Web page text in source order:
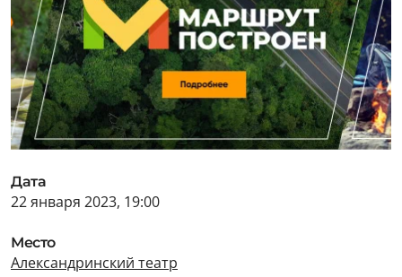
Дата
22 января 2023, 19:00
Место
Александринский театр